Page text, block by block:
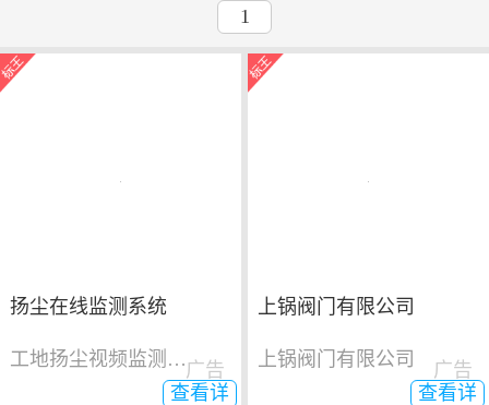
1
扬尘在线监测系统
工地扬尘视频监测系统
查看详
广告
上锅阀门有限公司
上锅阀门有限公司
查看详
广告